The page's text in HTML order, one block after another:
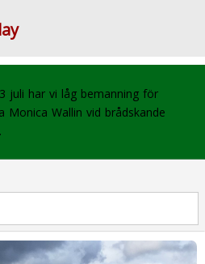
juli har vi låg bemanning för
Monica Wallin vid brådskande